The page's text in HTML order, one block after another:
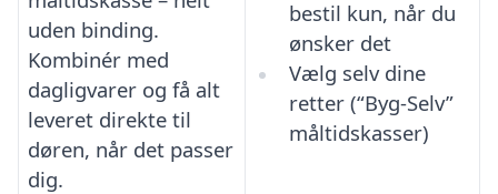
uden binding.
Kombinér med
dagligvarer og få alt
leveret direkte til
døren, når det passer
dig.
bestil kun, når du
ønsker det
Vælg selv dine
retter (“Byg-Selv”
måltidskasser)